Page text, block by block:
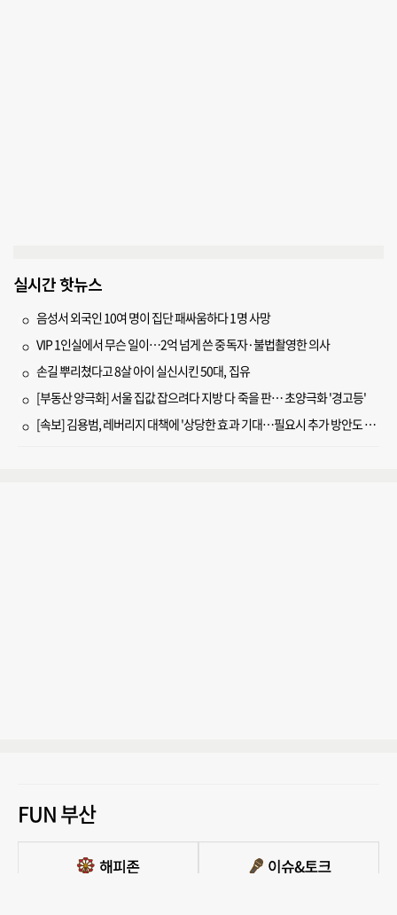
실시간 핫뉴스
음성서 외국인 10여 명이 집단 패싸움하다 1명 사망
VIP 1인실에서 무슨 일이…2억 넘게 쓴 중독자·불법촬영한 의사
손길 뿌리쳤다고 8살 아이 실신시킨 50대, 집유
[부동산 양극화] 서울 집값 잡으려다 지방 다 죽을 판… 초양극화 '경고등'
[속보] 김용범, 레버리지 대책에 '상당한 효과 기대…필요시 추가 방안도 검토'
FUN 부산